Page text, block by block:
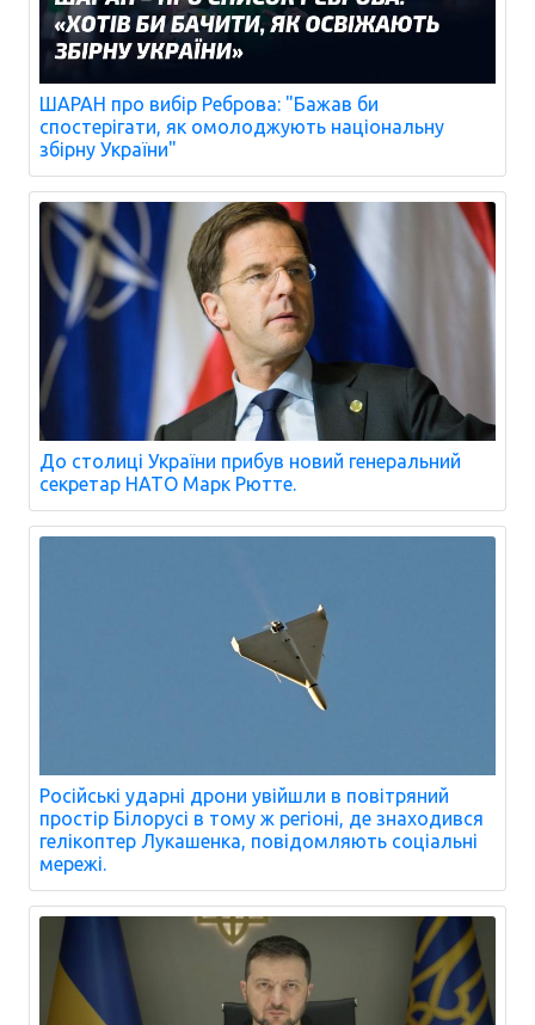
ШАРАН про вибір Реброва: "Бажав би
спостерігати, як омолоджують національну
збірну України"
До столиці України прибув новий генеральний
секретар НАТО Марк Рютте.
Російські ударні дрони увійшли в повітряний
простір Білорусі в тому ж регіоні, де знаходився
гелікоптер Лукашенка, повідомляють соціальні
мережі.